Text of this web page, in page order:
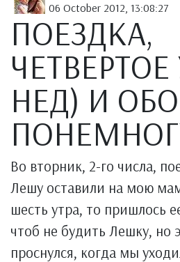
06 October 2012, 13:08:27
ПОЕЗДКА,
ЧЕТВЕРТОЕ
НЕД) И
Во вторник, 2-го числа,
Лешу оставили на мою
шесть утра, то пришлось
чтоб не будить Лешку, но
проснулся, когда мы